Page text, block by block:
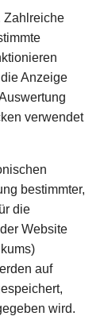
Zahlreiche
Anzeige
verwendet
bestimmter,
die
Website
auf
wird.